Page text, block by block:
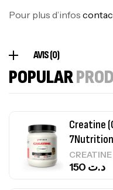
Pour plus d’infos
AVIS (0)
POPULARAutres
د.ت
Creatine
7Nutrition
CREATINE
د.ت